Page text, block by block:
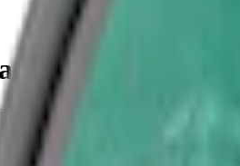
White Portion
Portion är en stark och kryddig snus